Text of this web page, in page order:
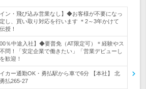
イン・飛び込み営業なし】◆お客様が不要になっ
し、買い取り対応を行います ＊2～3年かけて
授！
％中途入社】◆要普免（AT限定可）＊経験やス
問！「安定企業で働きたい」「営業デビューし
歓迎！
カー通勤OK・勇払駅から車で6分 【本社】 北
払265-27